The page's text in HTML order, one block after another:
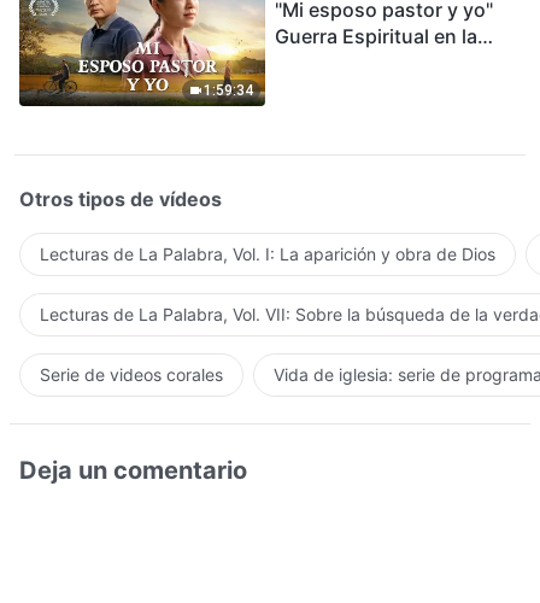
1:59:34
"Mi esposo pastor y yo"
Guerra Espiritual en la
Otros tipos de vídeos
Lecturas de La Palabra, Vol. I: La aparición y obra de Dios
Lecturas de La Palabra, Vol. VII: Sobre la búsqueda de la
Serie de videos corales Vida de iglesia: serie de
Deja un comentario